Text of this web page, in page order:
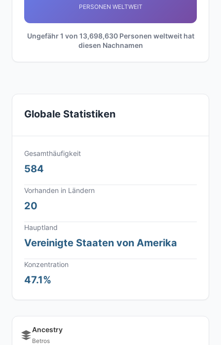
PERSONEN WELTWEIT
Ungefähr 1 von 13,698,630 Personen weltweit hat
diesen Nachnamen
Globale Statistiken
Gesamthäufigkeit
584
Vorhanden in Ländern
20
Hauptland
Vereinigte Staaten von Amerika
Konzentration
47.1%
Ancestry
Betros